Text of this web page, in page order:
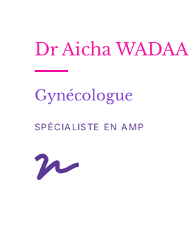
Dr Aicha WADAA
Gynécologue
SPÉCIALISTE EN AMP